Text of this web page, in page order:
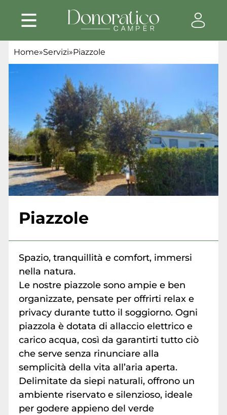
Home»Servizi»Piazzole
Piazzole
Spazio, tranquillità e comfort, immersi
nella natura.
Le nostre piazzole sono ampie e ben
organizzate, pensate per offrirti relax e
privacy durante tutto il soggiorno. Ogni
piazzola è dotata di allaccio elettrico e
carico acqua, così da garantirti tutto ciò
che serve senza rinunciare alla
semplicità della vita all’aria aperta.
Delimitate da siepi naturali, offrono un
ambiente riservato e silenzioso, ideale
per godere appieno del verde